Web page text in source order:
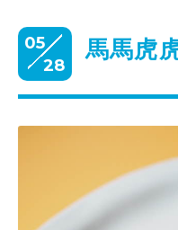
05
28
馬馬虎